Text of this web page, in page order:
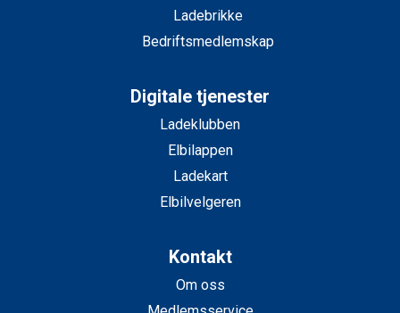
Ladebrikke
Bedriftsmedlemskap
Digitale tjenester
Ladeklubben
Elbilappen
Ladekart
Elbilvelgeren
Kontakt
Om oss